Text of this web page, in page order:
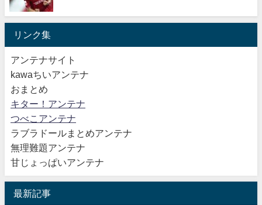
リンク集
アンテナサイト
kawaちいアンテナ
おまとめ
キター！アンテナ
つべこアンテナ
ラブラドールまとめアンテナ
無理難題アンテナ
甘じょっぱいアンテナ
最新記事